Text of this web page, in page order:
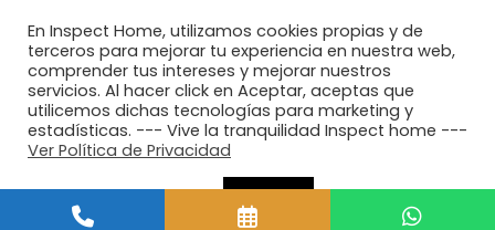
© 2014 IH Inspect Home Marca Registrada.
Términos y condiciones Políticas de privacidad
Manual de Tolerancia para Edificaciones
Manual de mantención de Viviendas
En Inspect Home, utilizamos cookies propias y de
terceros para mejorar tu experiencia en nuestra web,
comprender tus intereses y mejorar nuestros
servicios. Al hacer click en Aceptar, aceptas que
utilicemos dichas tecnologías para marketing y
estadísticas. --- Vive la tranquilidad Inspect home ---
Ver Política de Privacidad
Opciones de cookie ACEPTAR